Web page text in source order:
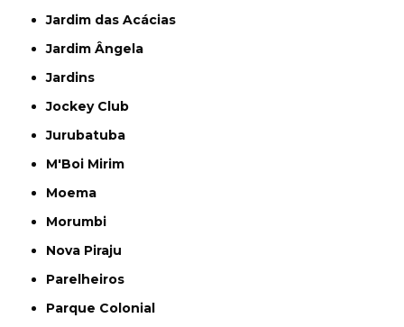
Jardim das Acácias
Jardim Ângela
Jardins
Jockey Club
Jurubatuba
M'Boi Mirim
Moema
Morumbi
Nova Piraju
Parelheiros
Parque Colonial